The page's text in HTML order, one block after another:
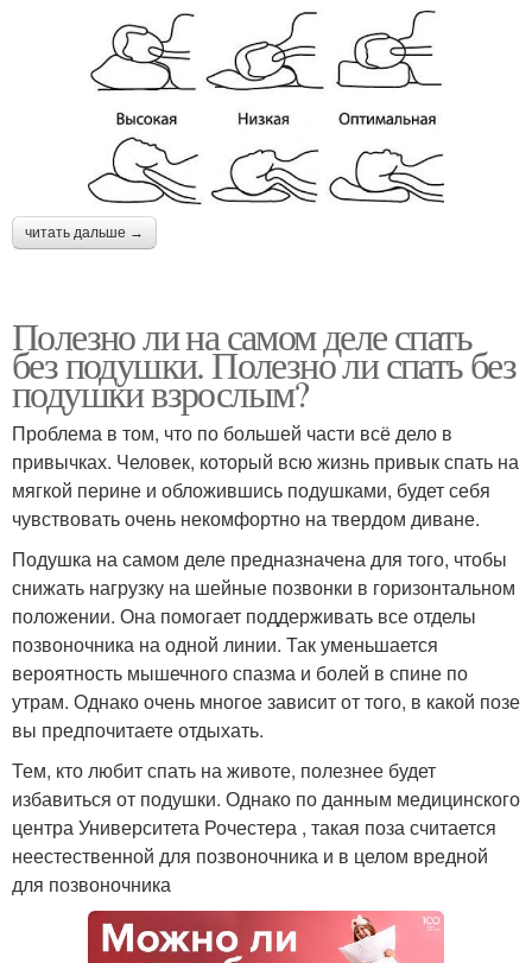
читать дальше →
Полезно ли на самом деле спать
без подушки. Полезно ли спать без
подушки взрослым?
Проблема в том, что по большей части всё дело в
привычках. Человек, который всю жизнь привык спать на
мягкой перине и обложившись подушками, будет себя
чувствовать очень некомфортно на твердом диване.
Подушка на самом деле предназначена для того, чтобы
снижать нагрузку на шейные позвонки в горизонтальном
положении. Она помогает поддерживать все отделы
позвоночника на одной линии. Так уменьшается
вероятность мышечного спазма и болей в спине по
утрам. Однако очень многое зависит от того, в какой позе
вы предпочитаете отдыхать.
Тем, кто любит спать на животе, полезнее будет
избавиться от подушки. Однако по данным медицинского
центра Университета Рочестера , такая поза считается
неестественной для позвоночника и в целом вредной
для позвоночника